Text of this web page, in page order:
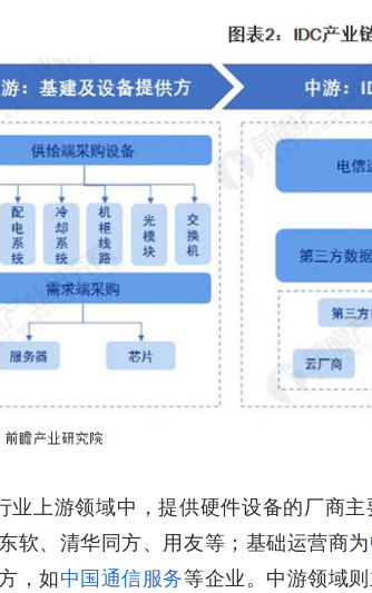
业上游领域中，提供硬件设备的厂商
软、清华同方、用友等；基础运营商为
，如中国通信服务等企业。中游领域